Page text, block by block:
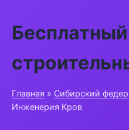
Главная » Сибирский
Инженерия Кров